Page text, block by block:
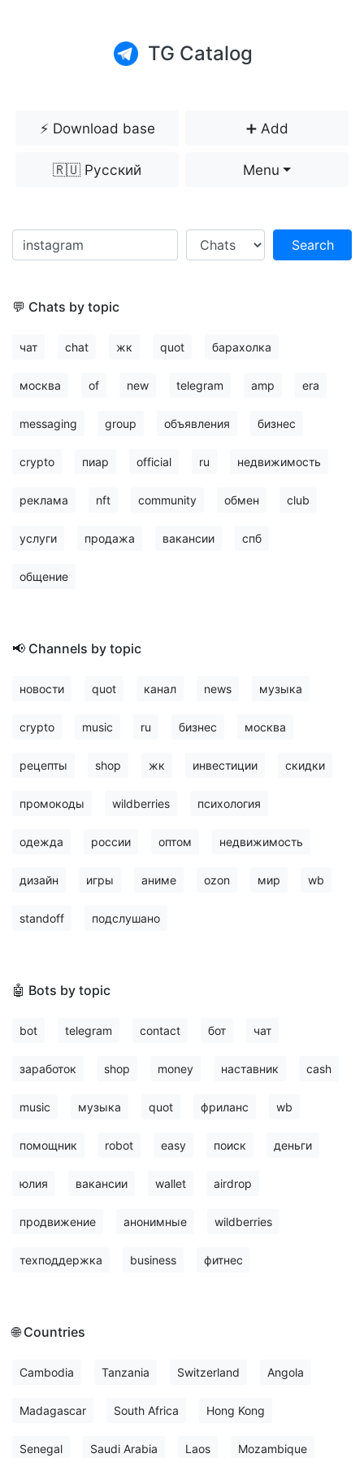
TG Catalog
⚡️ Download base ➕ Add
🇷🇺 Русский Menu
Search
💬 Chats by topic
чат chat жк quot барахолка
москва of new telegram amp era
messaging group объявления бизнес
crypto пиар official ru недвижимость
реклама nft community обмен club
услуги продажа вакансии спб
общение
📢 Channels by topic
новости quot канал news музыка
crypto music ru бизнес москва
рецепты shop жк инвестиции скидки
промокоды wildberries психология
одежда россии оптом недвижимость
дизайн игры аниме ozon мир wb
standoff подслушано
🤖 Bots by topic
bot telegram contact бот чат
заработок shop money наставник cash
music музыка quot фриланс wb
помощник robot easy поиск деньги
юлия вакансии wallet airdrop
продвижение анонимные wildberries
техподдержка business фитнес
🌐 Countries
Cambodia Tanzania Switzerland Angola
Madagascar South Africa Hong Kong
Senegal Saudi Arabia Laos Mozambique